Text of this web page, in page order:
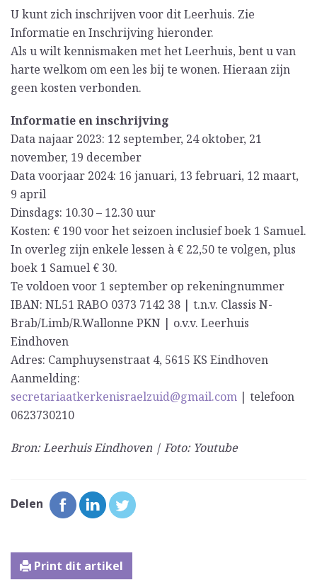
U kunt zich inschrijven voor dit Leerhuis. Zie
Informatie en Inschrijving hieronder.
Als u wilt kennismaken met het Leerhuis, bent u van
harte welkom om een les bij te wonen. Hieraan zijn
geen kosten verbonden.
Informatie en inschrijving
Data najaar 2023: 12 september, 24 oktober, 21
november, 19 december
Data voorjaar 2024: 16 januari, 13 februari, 12 maart,
9 april
Dinsdags: 10.30 – 12.30 uur
Kosten: € 190 voor het seizoen inclusief boek 1 Samuel.
In overleg zijn enkele lessen à € 22,50 te volgen, plus
boek 1 Samuel € 30.
Te voldoen voor 1 september op rekeningnummer
IBAN: NL51 RABO 0373 7142 38 | t.n.v. Classis N-
Brab/Limb/R.Wallonne PKN | o.v.v. Leerhuis
Eindhoven
Adres: Camphuysenstraat 4, 5615 KS Eindhoven
Aanmelding:
secretariaatkerkenisraelzuid@gmail.com | telefoon
0623730210
Bron: Leerhuis Eindhoven | Foto: Youtube
Delen
Print dit artikel